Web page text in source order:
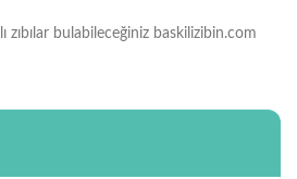
zıbılar bulabileceğiniz baskilizibin.com